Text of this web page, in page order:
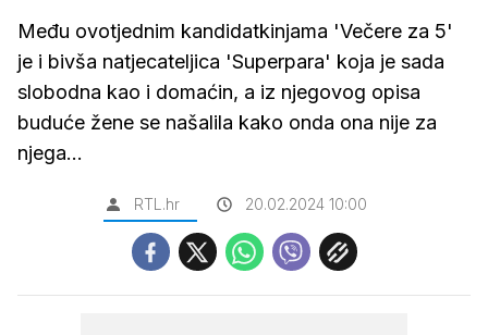
Među ovotjednim kandidatkinjama 'Večere za 5'
je i bivša natjecateljica 'Superpara' koja je sada
slobodna kao i domaćin, a iz njegovog opisa
buduće žene se našalila kako onda ona nije za
njega...
RTL.hr 20.02.2024 10:00